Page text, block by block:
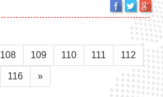
108 109 110 111 112
116 »